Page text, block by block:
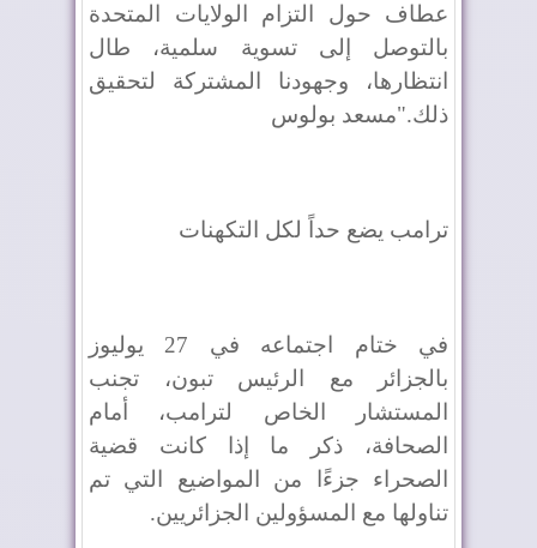
عطاف حول التزام الولايات المتحدة
بالتوصل إلى تسوية سلمية، طال
انتظارها، وجهودنا المشتركة لتحقيق
ذلك."مسعد بولوس
ترامب يضع حداً لكل التكهنات
في ختام اجتماعه في 27 يوليوز
بالجزائر مع الرئيس تبون، تجنب
المستشار الخاص لترامب، أمام
الصحافة، ذكر ما إذا كانت قضية
الصحراء جزءًا من المواضيع التي تم
تناولها مع المسؤولين الجزائريين.